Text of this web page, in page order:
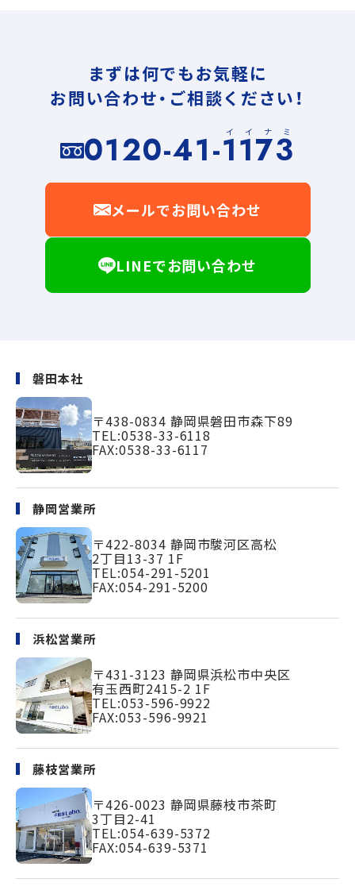
まずは何でもお気軽に
お問い合わせ・ご相談ください！
イイナミ
0120-41-1173
メールでお問い合わせ
LINEでお問い合わせ
磐田本社
〒438-0834 静岡県磐田市森下89
TEL:0538-33-6118
FAX:0538-33-6117
静岡営業所
〒422-8034 静岡市駿河区高松
2丁目13-37 1F
TEL:054-291-5201
FAX:054-291-5200
浜松営業所
〒431-3123 静岡県浜松市中央区
有玉西町2415-2 1F
TEL:053-596-9922
FAX:053-596-9921
藤枝営業所
〒426-0023 静岡県藤枝市茶町
3丁目2-41
TEL:054-639-5372
FAX:054-639-5371